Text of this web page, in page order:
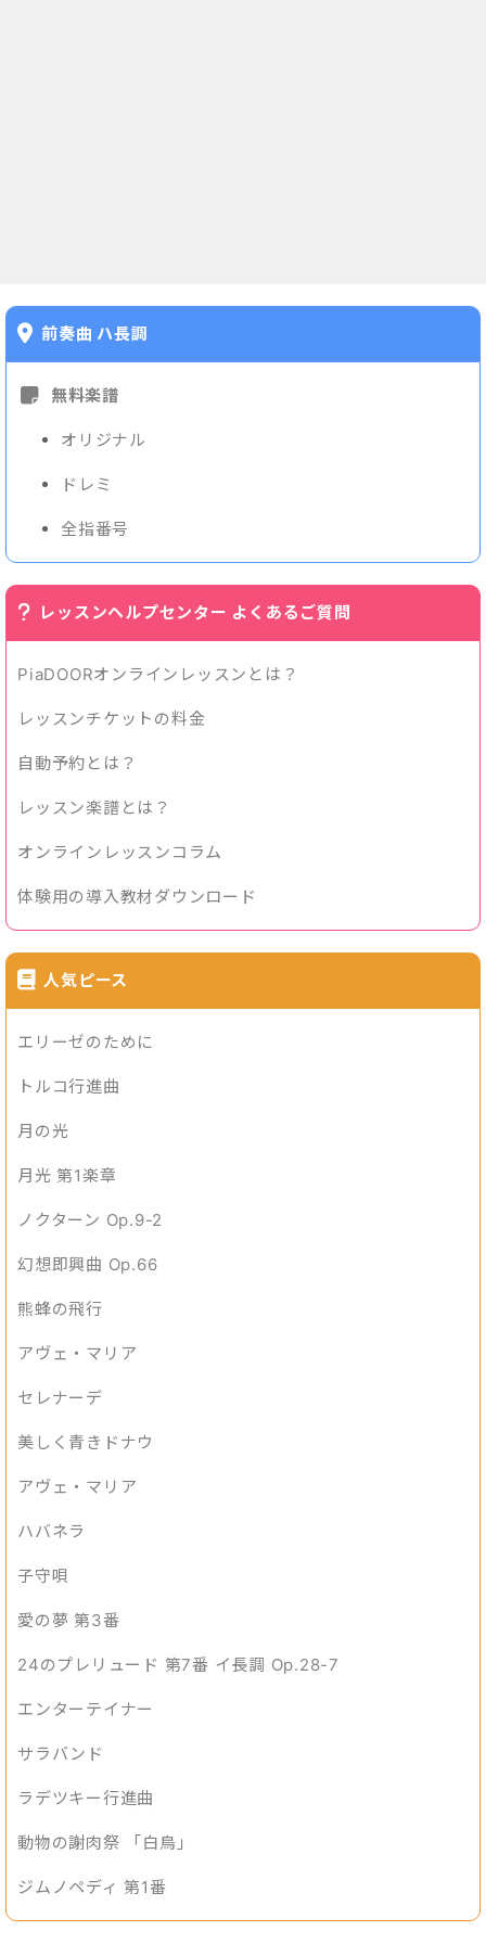
前奏曲 ハ長調
無料楽譜
オリジナル
ドレミ
全指番号
レッスンヘルプセンター よくあるご質問
PiaDOORオンラインレッスンとは？
レッスンチケットの料金
自動予約とは？
レッスン楽譜とは？
オンラインレッスンコラム
体験用の導入教材ダウンロード
人気ピース
エリーゼのために
トルコ行進曲
月の光
月光 第1楽章
ノクターン Op.9-2
幻想即興曲 Op.66
熊蜂の飛行
アヴェ・マリア
セレナーデ
美しく青きドナウ
アヴェ・マリア
ハバネラ
子守唄
愛の夢 第3番
24のプレリュード 第7番 イ長調 Op.28-7
エンターテイナー
サラバンド
ラデツキー行進曲
動物の謝肉祭 「白鳥」
ジムノペディ 第1番